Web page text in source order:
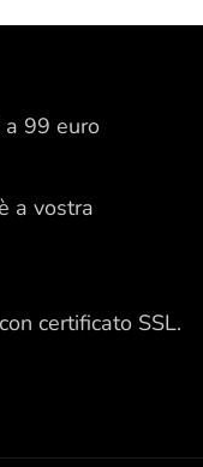
99 euro
a vostra
certificato SSL.